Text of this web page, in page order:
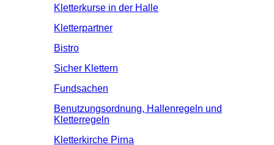
Kletterkurse in der Halle
Kletterpartner
Bistro
Sicher Klettern
Fundsachen
Benutzungsordnung, Hallenregeln und
Kletterregeln
Kletterkirche Pirna